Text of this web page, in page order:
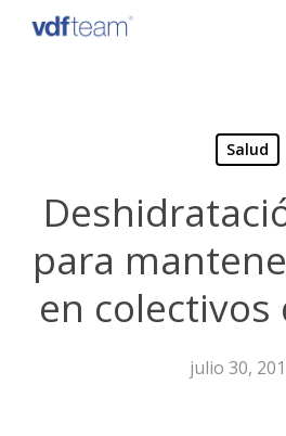
Salud
para
en colectivos
julio 30,